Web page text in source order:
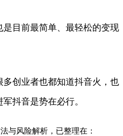
目前最简单、最轻松的变现
多创业者也都知道抖音火，也
抖音是势在必行。
与风险解析，已整理在：